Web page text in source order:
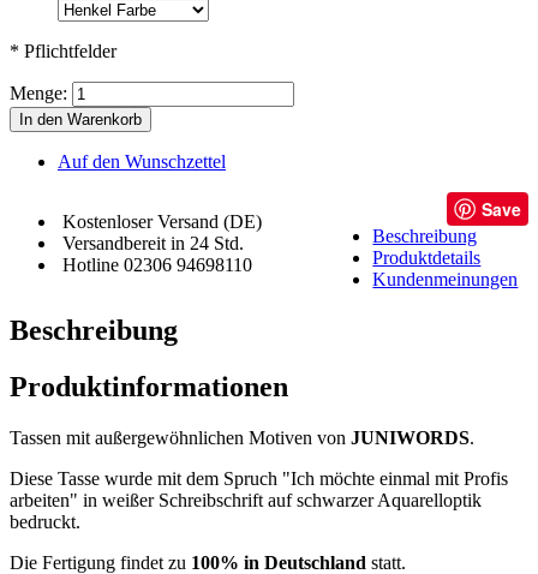
* Pflichtfelder
Menge:
In den Warenkorb
Auf den Wunschzettel
Kostenloser Versand (DE)
Versandbereit in 24 Std.
Hotline 02306 94698110
Save
Beschreibung
Produktdetails
Kundenmeinungen
Beschreibung
Produktinformationen
Tassen mit außergewöhnlichen Motiven von JUNIWORDS.
Diese Tasse wurde mit dem Spruch "Ich möchte einmal mit Profis
arbeiten" in weißer Schreibschrift auf schwarzer Aquarelloptik
bedruckt.
Die Fertigung findet zu 100% in Deutschland statt.